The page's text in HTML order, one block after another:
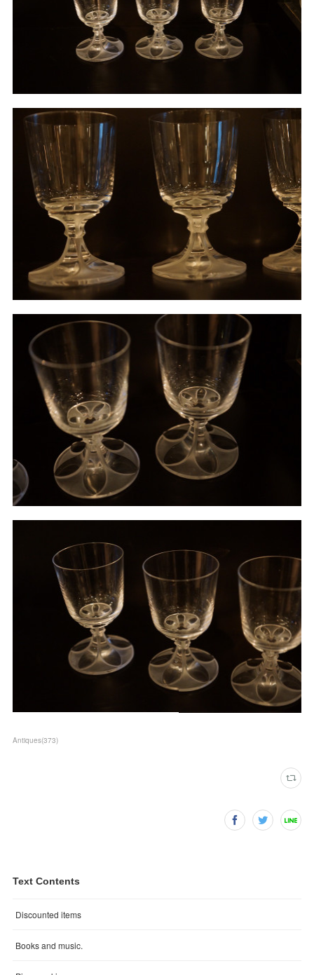
Antiques(373)
Text Contents
Discounted items
Books and music.